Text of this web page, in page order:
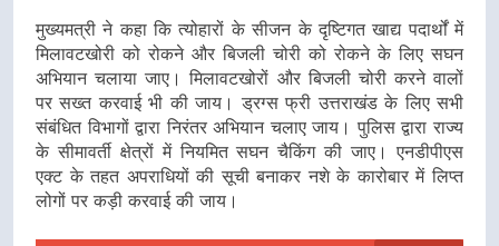
मुख्यमत्री ने कहा कि त्योहारों के सीजन के दृष्टिगत खाद्य पदार्थों में
मिलावटखोरी को रोकने और बिजली चोरी को रोकने के लिए सघन
अभियान चलाया जाए। मिलावटखोरों और बिजली चोरी करने वालों
पर सख्त करवाई भी की जाय। ड्रग्स फ्री उत्तराखंड के लिए सभी
संबंधित विभागों द्वारा निरंतर अभियान चलाए जाय। पुलिस द्वारा राज्य
के सीमावर्ती क्षेत्रों में नियमित सघन चैकिंग की जाए। एनडीपीएस
एक्ट के तहत अपराधियों की सूची बनाकर नशे के कारोबार में लिप्त
लोगों पर कड़ी करवाई की जाय।